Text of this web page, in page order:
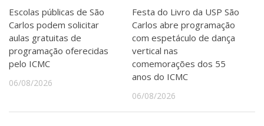
Assessorias e Mídias
Aplicativos e Sites
Jornal da USP
Agenda de Eventos
Defesa de Teses
Escolas públicas de São
Carlos podem solicitar
aulas gratuitas de
programação oferecidas
pelo ICMC
06/08/2026
Festa do Livro da USP São
Carlos abre programação
com espetáculo de dança
vertical nas
comemorações dos 55
anos do ICMC
06/08/2026